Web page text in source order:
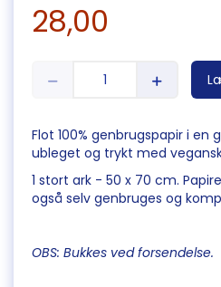
28,00
Flot 100% genbrugspapir i
ubleget og trykt med
1 stort ark - 50 x 70 cm.
også selv genbruges og
OBS: Bukkes ved forsendelse.